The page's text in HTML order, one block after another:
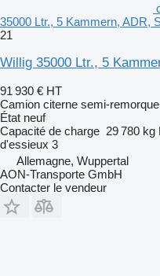
35000 Ltr., 5 Kammern, ADR,
21
Willig 35000 Ltr., 5
91 930 € HT
Camion citerne semi-remorque
État neuf
Capacité de charge 29 780 kg
d'essieux 3
Allemagne, Wuppertal
AON-Transporte GmbH
Contacter le vendeur